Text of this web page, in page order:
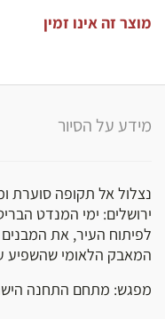
מוצר זה אינו זמין
מידע על הסיור
נצלול אל תקופה סוערת
ירושלים: ימי המנדט
לפיתוח העיר, את
המאבק הלאומי שהשפיע
מפגש: מתחם התחנה